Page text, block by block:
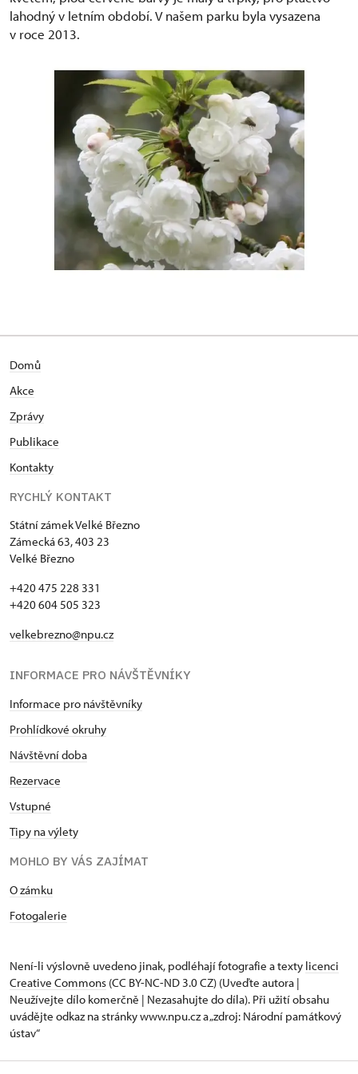
lahodný v letním období. V našem parku byla vysazena
v roce 2013.
Domů
Akce
Zprávy
Publikace
Kontakty
RYCHLÝ KONTAKT
Státní zámek Velké Březno
Zámecká 63, 403 23
Velké Březno
+420 475 228 331
+420 604 505 323
velkebrezno@npu.cz
INFORMACE PRO NÁVŠTĚVNÍKY
Informace pro návštěvníky
Prohlídkové okruhy
Návštěvní doba
Rezervace
Vstupné
Tipy na výlety
MOHLO BY VÁS ZAJÍMAT
O zámku
Fotogalerie
Není-li výslovně uvedeno jinak, podléhají fotografie a texty licenci
Creative Commons (CC BY-NC-ND 3.0 CZ) (Uveďte autora |
Neužívejte dílo komerčně | Nezasahujte do díla). Při užití obsahu
uvádějte odkaz na stránky www.npu.cz a „zdroj: Národní památkový
ústav“